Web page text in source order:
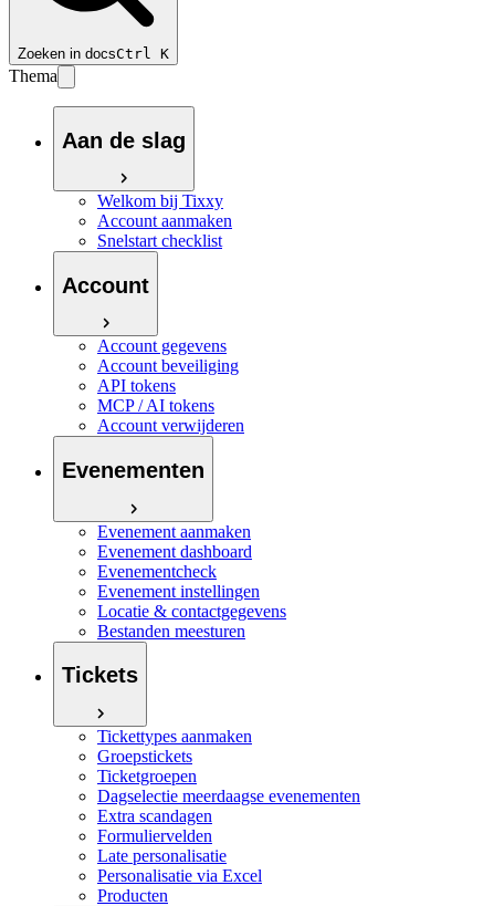
Zoeken in docsCtrl K
Thema
Aan de slag
Welkom bij Tixxy
Account aanmaken
Snelstart checklist
Account
Account gegevens
Account beveiliging
API tokens
MCP / AI tokens
Account verwijderen
Evenementen
Evenement aanmaken
Evenement dashboard
Evenementcheck
Evenement instellingen
Locatie & contactgegevens
Bestanden meesturen
Tickets
Tickettypes aanmaken
Groepstickets
Ticketgroepen
Dagselectie meerdaagse evenementen
Extra scandagen
Formuliervelden
Late personalisatie
Personalisatie via Excel
Producten